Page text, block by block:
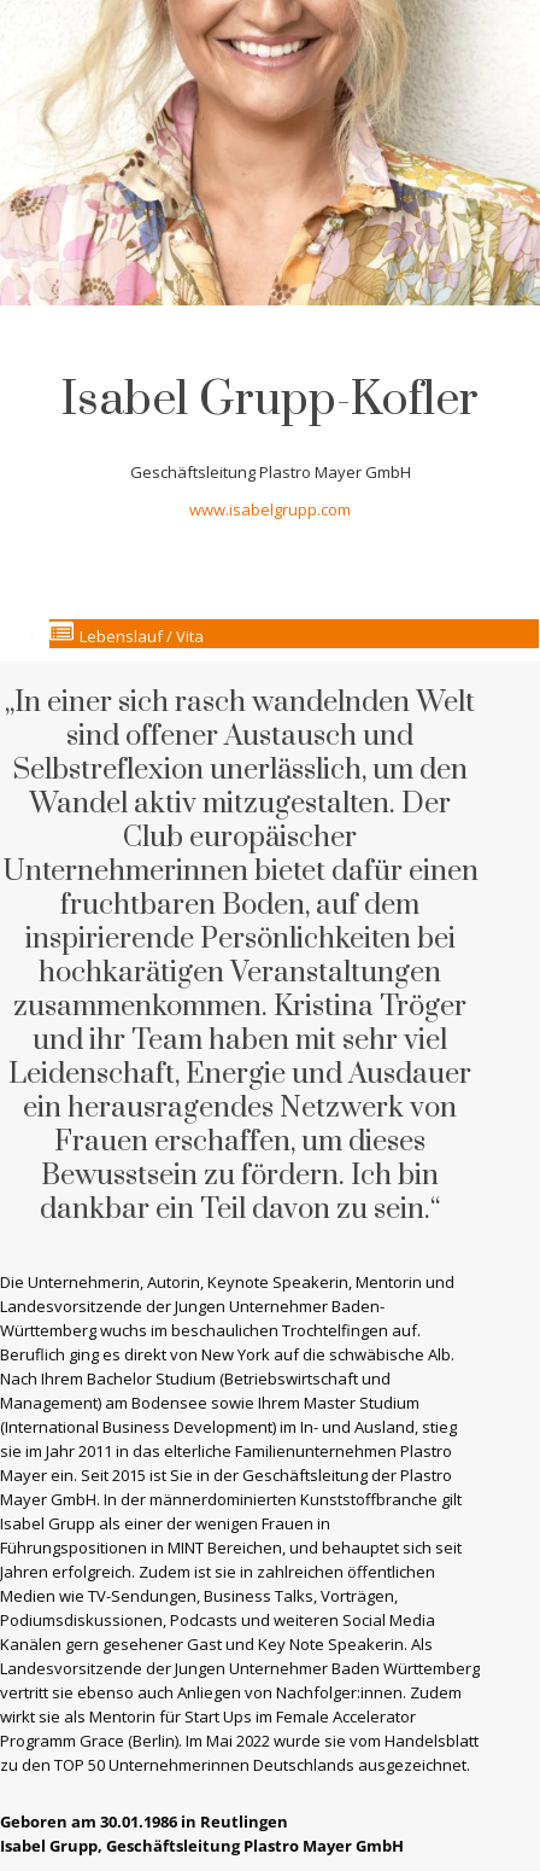
Isabel Grupp-Kofler
Geschäftsleitung Plastro Mayer GmbH
www.isabelgrupp.com
Lebenslauf / Vita
„In einer sich rasch wandelnden Welt
sind offener Austausch und
Selbstreflexion unerlässlich, um den
Wandel aktiv mitzugestalten. Der
Club europäischer
Unternehmerinnen bietet dafür einen
fruchtbaren Boden, auf dem
inspirierende Persönlichkeiten bei
hochkarätigen Veranstaltungen
zusammenkommen. Kristina Tröger
und ihr Team haben mit sehr viel
Leidenschaft, Energie und Ausdauer
ein herausragendes Netzwerk von
Frauen erschaffen, um dieses
Bewusstsein zu fördern. Ich bin
dankbar ein Teil davon zu sein.“
Die Unternehmerin, Autorin, Keynote Speakerin, Mentorin und
Landesvorsitzende der Jungen Unternehmer Baden-
Württemberg wuchs im beschaulichen Trochtelfingen auf.
Beruflich ging es direkt von New York auf die schwäbische Alb.
Nach Ihrem Bachelor Studium (Betriebswirtschaft und
Management) am Bodensee sowie Ihrem Master Studium
(International Business Development) im In- und Ausland, stieg
sie im Jahr 2011 in das elterliche Familienunternehmen Plastro
Mayer ein. Seit 2015 ist Sie in der Geschäftsleitung der Plastro
Mayer GmbH. In der männerdominierten Kunststoffbranche gilt
Isabel Grupp als einer der wenigen Frauen in
Führungspositionen in MINT Bereichen, und behauptet sich seit
Jahren erfolgreich. Zudem ist sie in zahlreichen öffentlichen
Medien wie TV-Sendungen, Business Talks, Vorträgen,
Podiumsdiskussionen, Podcasts und weiteren Social Media
Kanälen gern gesehener Gast und Key Note Speakerin. Als
Landesvorsitzende der Jungen Unternehmer Baden Württemberg
vertritt sie ebenso auch Anliegen von Nachfolger:innen. Zudem
wirkt sie als Mentorin für Start Ups im Female Accelerator
Programm Grace (Berlin). Im Mai 2022 wurde sie vom Handelsblatt
zu den TOP 50 Unternehmerinnen Deutschlands ausgezeichnet.
Geboren am 30.01.1986 in Reutlingen
Isabel Grupp, Geschäftsleitung Plastro Mayer GmbH